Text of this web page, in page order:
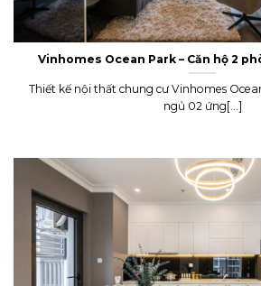
Vinhomes Ocean Park – Căn hộ 2
Thiết kế nội thất chung cư Vinhomes
ngủ 02 ứng[...]